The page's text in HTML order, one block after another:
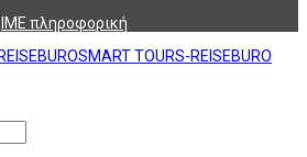
ΙΜΕ πληροφορική
SMART TOURS-REISEBURO